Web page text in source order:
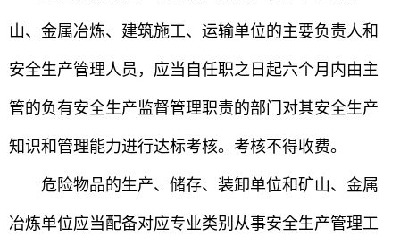
山、金属冶炼、建筑施工、运输单位的主要负责人和
安全生产管理人员，应当自任职之日起六个月内由主
管的负有安全生产监督管理职责的部门对其安全生产
知识和管理能力进行达标考核。考核不得收费。
危险物品的生产、储存、装卸单位和矿山、金属
冶炼单位应当配备对应专业类别从事安全生产管理工